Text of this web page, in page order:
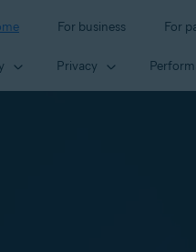
For business For
Privacy